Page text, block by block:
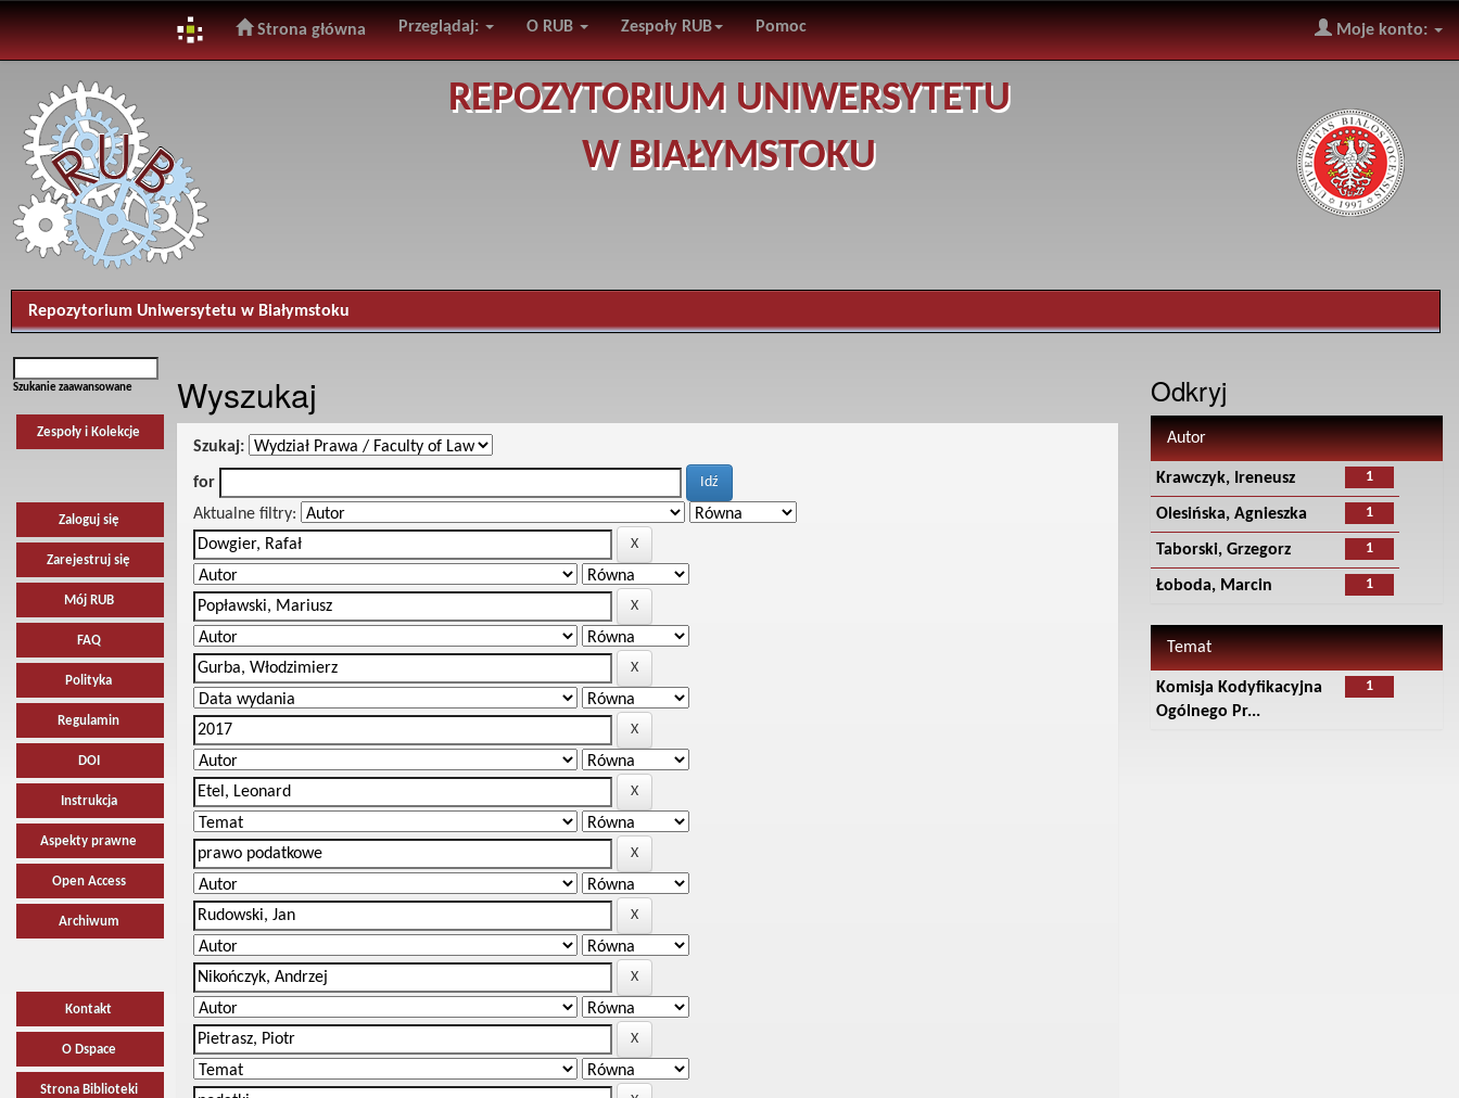
navigation
Strona główna Przeglądaj: O RUB Zespoły RUB Pomoc Moje konto:
REPOZYTORIUM UNIWERSYTETU
W BIAŁYMSTOKU
Repozytorium Uniwersytetu w Białymstoku
Szukanie zaawansowane
Zespoły i Kolekcje
Zaloguj się
Zarejestruj się
Mój RUB
FAQ
Polityka
Regulamin
DOI
Instrukcja
Aspekty prawne
Open Access
Archiwum
Kontakt
O Dspace
Strona Biblioteki
Wyszukaj
Szukaj:
for
Aktualne filtry:
Odkryj
Autor
1
Krawczyk, Ireneusz
1
Olesińska, Agnieszka
1
Taborski, Grzegorz
1
Łoboda, Marcin
Temat
1
Komisja Kodyfikacyjna
Ogólnego Pr...